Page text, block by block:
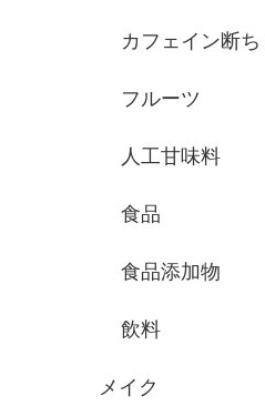
カフェイン断ち
フルーツ
人工甘味料
食品
食品添加物
飲料
メイク